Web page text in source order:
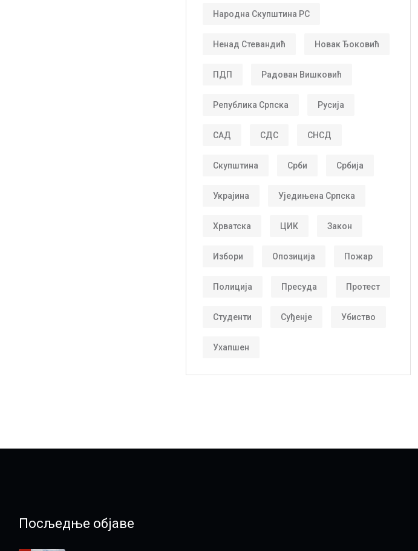
Народна Скупштина РС
Ненад Стевандић Новак Ђоковић
ПДП Радован Вишковић
Република Српска Русија
САД СДС СНСД
Скупштина Срби Србија
Украјина Уједињена Српска
Хрватска ЦИК Закон
Избори Опозиција Пожар
Полиција Пресуда Протест
Студенти Суђенје Убиство
Ухапшен
Посљедње објаве